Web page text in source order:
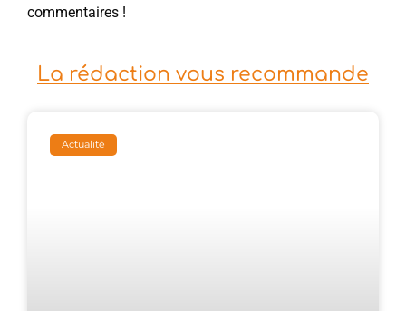
commentaires !
La rédaction vous recommande
Actualité